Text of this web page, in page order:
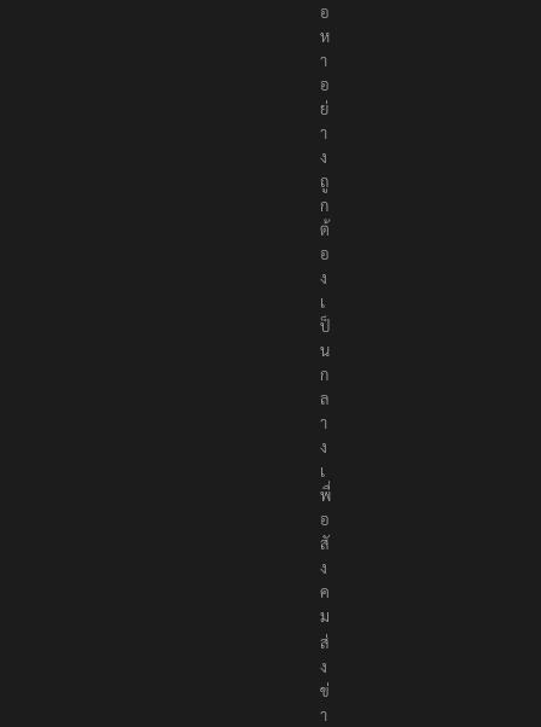
อ
ห
า
อ
ย่
า
ง
ถู
ก
ต้
อ
ง
เ
ป็
น
ก
ล
า
ง
เ
พื่
อ
สั
ง
ค
ม
ส่
ง
ข่
า